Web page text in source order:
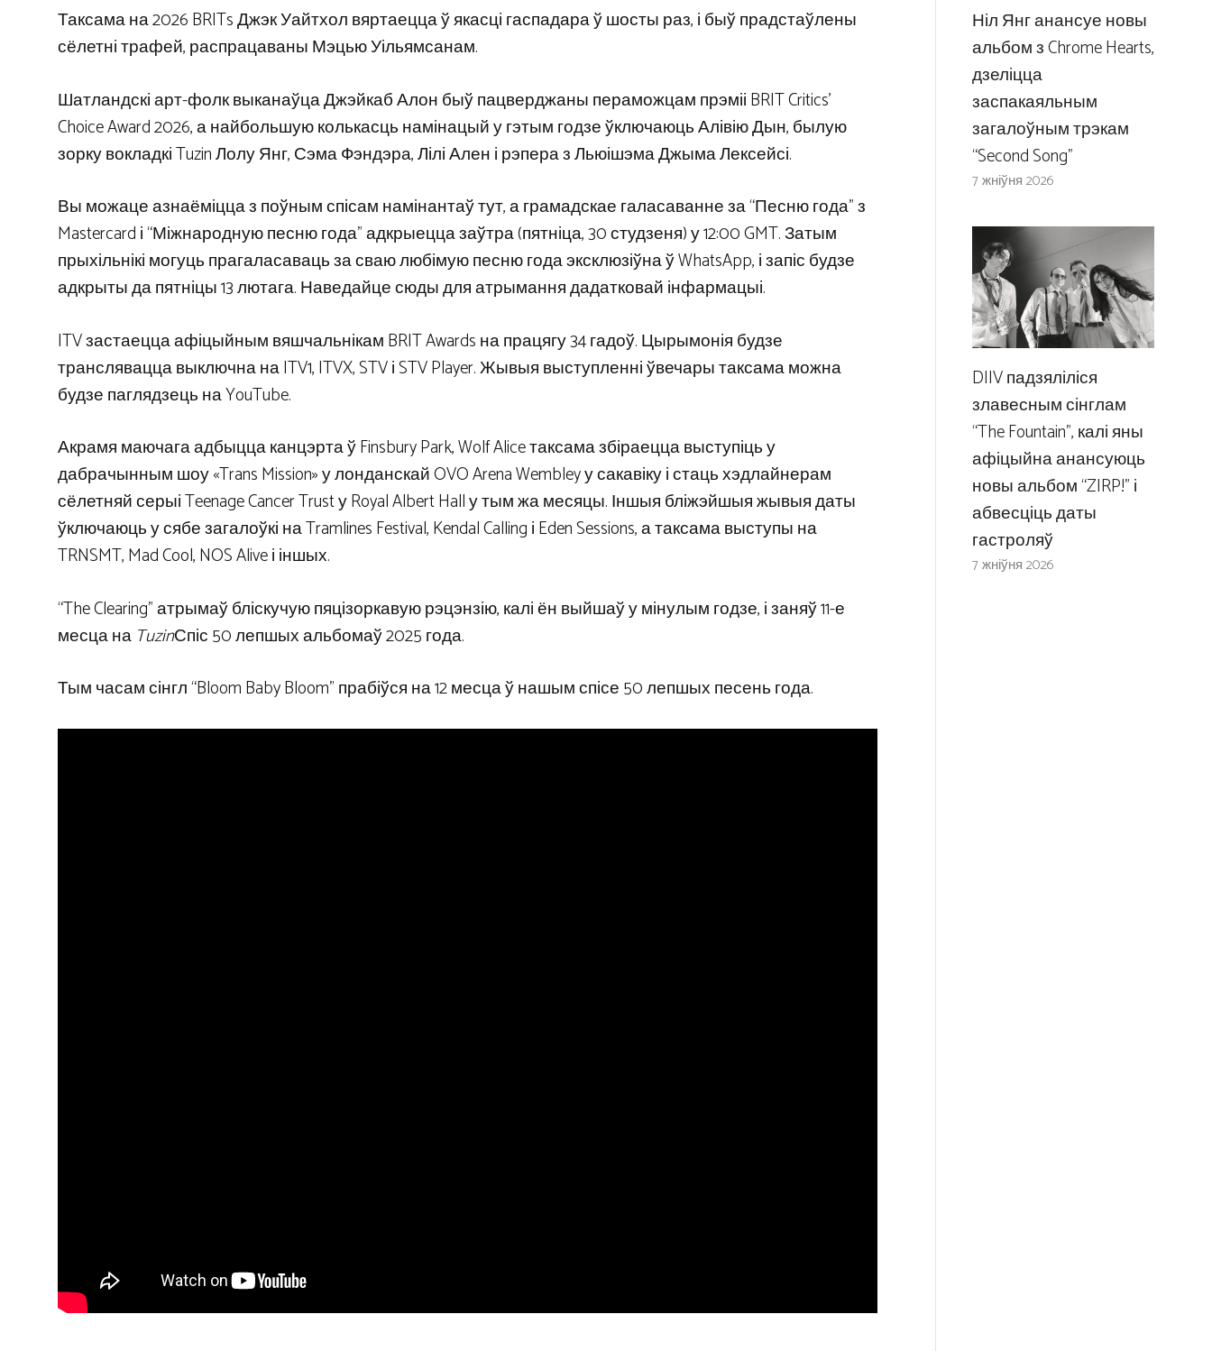
Таксама на 2026 BRITs Джэк Уайтхол вяртаецца ў якасці гаспадара ў шосты раз, і быў прадстаўлены
сёлетні трафей, распрацаваны Мэцью Уільямсанам.
Шатландскі арт-фолк выканаўца Джэйкаб Алон быў пацверджаны пераможцам прэміі BRIT Critics’
Choice Award 2026, а найбольшую колькасць намінацый у гэтым годзе ўключаюць Алівію Дын, былую
зорку вокладкі Tuzin Лолу Янг, Сэма Фэндэра, Лілі Ален і рэпера з Льюішэма Джыма Лексейсі.
Вы можаце азнаёміцца ​​з поўным спісам намінантаў тут, а грамадскае галасаванне за “Песню года” з
Mastercard і “Міжнародную песню года” адкрыецца заўтра (пятніца, 30 студзеня) у 12:00 GMT. Затым
прыхільнікі могуць прагаласаваць за сваю любімую песню года эксклюзіўна ў WhatsApp, і запіс будзе
адкрыты да пятніцы 13 лютага. Наведайце сюды для атрымання дадатковай інфармацыі.
ITV застаецца афіцыйным вяшчальнікам BRIT Awards на працягу 34 гадоў. Цырымонія будзе
транслявацца выключна на ITV1, ITVX, STV і STV Player. Жывыя выступленні ўвечары таксама можна
будзе паглядзець на YouTube.
Акрамя маючага адбыцца канцэрта ў Finsbury Park, Wolf Alice таксама збіраецца выступіць у
дабрачынным шоу «Trans Mission» у лонданскай OVO Arena Wembley у сакавіку і стаць хэдлайнерам
сёлетняй серыі Teenage Cancer Trust у Royal Albert Hall у тым жа месяцы. Іншыя бліжэйшыя жывыя даты
ўключаюць у сябе загалоўкі на Tramlines Festival, Kendal Calling і Eden Sessions, а таксама выступы на
TRNSMT, Mad Cool, NOS Alive і іншых.
“The Clearing” атрымаў бліскучую пяцізоркавую рэцэнзію, калі ён выйшаў у мінулым годзе, і заняў 11-е
месца на TuzinСпіс 50 лепшых альбомаў 2025 года.
Тым часам сінгл “Bloom Baby Bloom” прабіўся на 12 месца ў нашым спісе 50 лепшых песень года.
Ніл Янг анансуе новы
альбом з Chrome Hearts,
дзеліцца
заспакаяльным
загалоўным трэкам
“Second Song”
7 жніўня 2026
DIIV падзяліліся
злавесным сінглам
“The Fountain”, калі яны
афіцыйна анансуюць
новы альбом “ZIRP!” і
абвесціць даты
гастроляў
7 жніўня 2026